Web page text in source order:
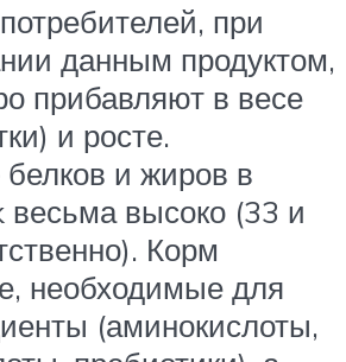
при
данным продуктом,
прибавляют в весе
и росте.
и жиров в
высоко (33 и
Корм
необходимые для
(аминокислоты,